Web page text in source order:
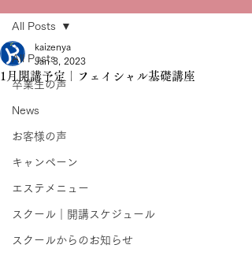
All Posts
卒業生の声
News
お客様の声
キャンペーン
エステメニュー
スクール｜開講スケジュール
スクールからのお知らせ
All Posts
1月開講予定｜フェイシャル基礎講座
kaizenya
Jan 3, 2023